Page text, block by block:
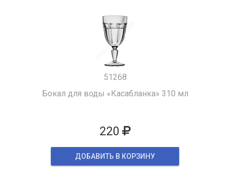
51268
Бокал для воды «Касабланка» 310 мл
220
ДОБАВИТЬ В КОРЗИНУ